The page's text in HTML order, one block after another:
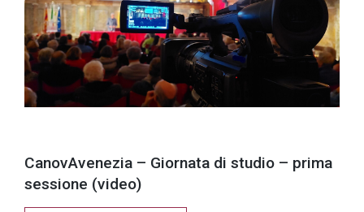
CanovAvenezia – Giornata di studio – prima
sessione (video)